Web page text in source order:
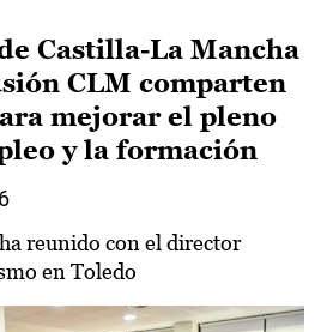
Castilla-La Mancha
CLM comparten
mejorar el pleno
y la formación
reunido con el director
en Toledo